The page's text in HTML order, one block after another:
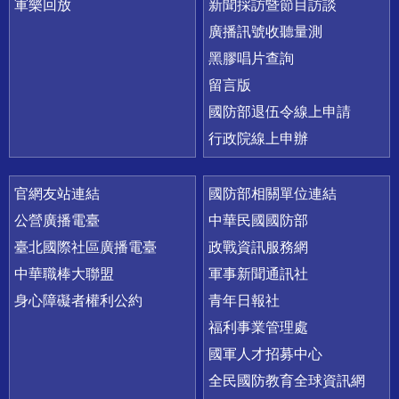
軍樂回放
新聞採訪暨節目訪談
廣播訊號收聽量測
黑膠唱片查詢
留言版
國防部退伍令線上申請
行政院線上申辦
官網友站連結
公營廣播電臺
臺北國際社區廣播電臺
中華職棒大聯盟
身心障礙者權利公約
國防部相關單位連結
中華民國國防部
政戰資訊服務網
軍事新聞通訊社
青年日報社
福利事業管理處
國軍人才招募中心
全民國防教育全球資訊網